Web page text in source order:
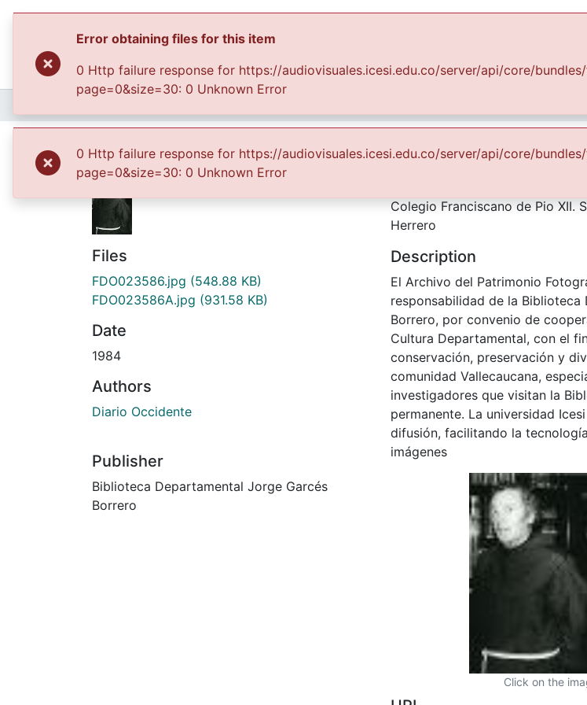
Padre José Antonio Herrero
Files
FDO023586.jpg (548.88 KB)
FDO023586A.jpg (931.58 KB)
Date
1984
Authors
Diario Occidente
Publisher
Biblioteca Departamental Jorge Garcés
Borrero
Colegio Franciscano de Pio XII.
Herrero
Description
El Archivo del Patrimonio
responsabilidad de la
Borrero, por convenio de
Cultura Departamental, con el
conservación, preservación y
comunidad Vallecaucana,
investigadores que visitan la
permanente. La universidad
difusión, facilitando la
imágenes
Click on the
Error obtaining files for this item
0 Http failure response for https://audiovisuales.icesi.edu.co/server/api/core/
page=0&size=30: 0 Unknown Error
0 Http failure response for https://audiovisuales.icesi.edu.co/server/api/core/
page=0&size=30: 0 Unknown Error